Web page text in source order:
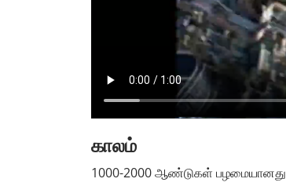
காலம்
1000-2000 ஆண்டுகள் பழமையானது